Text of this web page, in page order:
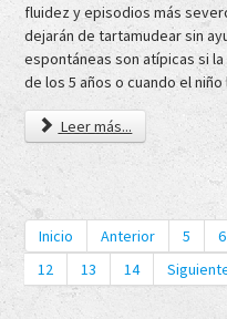
fluidez y episodios más
dejarán de tartamudear sin
espontáneas son atípicas si
de los 5 años o cuando el
Leer más...
Inicio Anterior 5 6
12
13 14